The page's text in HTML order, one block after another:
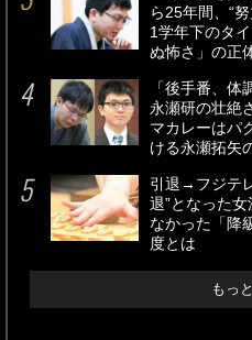
ら25年間、“
1学年下のタ
ぬ怖さ」の正
「後手番、体
永瀬研の壮絶
マカレーはパ
ける永瀬拓矢
引退→フジテ
退”となった
なかった「降
度とは
もっ